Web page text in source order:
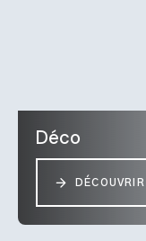
Déco
DÉCOUVRIR